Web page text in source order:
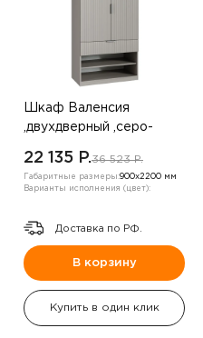
Шкаф Валенсия
,двухдверный ,серо-
22 135 P.36 523 P.
Габаритные размеры:900х2200 мм
Варианты исполнения (цвет):
Доставка по РФ.
В корзину
Купить в один клик